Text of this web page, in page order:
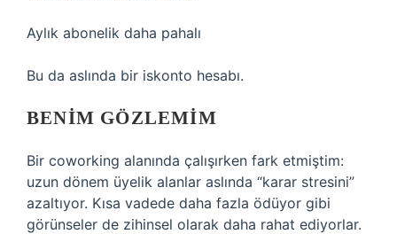
Aylık abonelik daha pahalı
Bu da aslında bir iskonto hesabı.
BENIM GÖZLEMIM
Bir coworking alanında çalışırken fark etmiştim:
uzun dönem üyelik alanlar aslında “karar stresini”
azaltıyor. Kısa vadede daha fazla ödüyor gibi
görünseler de zihinsel olarak daha rahat ediyorlar.